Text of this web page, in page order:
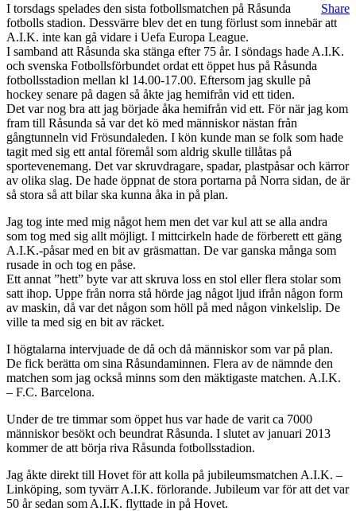
Share
I torsdags spelades den sista fotbollsmatchen på Råsunda
fotbolls stadion. Dessvärre blev det en tung förlust som innebär att
A.I.K. inte kan gå vidare i Uefa Europa League.
I samband att Råsunda ska stänga efter 75 år. I söndags hade A.I.K.
och svenska Fotbollsförbundet ordat ett öppet hus på Råsunda
fotbollsstadion mellan kl 14.00-17.00. Eftersom jag skulle på
hockey senare på dagen så åkte jag hemifrån vid ett tiden.
Det var nog bra att jag började åka hemifrån vid ett. För när jag kom
fram till Råsunda så var det kö med människor nästan från
gångtunneln vid Frösundaleden. I kön kunde man se folk som hade
tagit med sig ett antal föremål som aldrig skulle tillåtas på
sportevenemang. Det var skruvdragare, spadar, plastpåsar och kärror
av olika slag. De hade öppnat de stora portarna på Norra sidan, de är
så stora så att bilar ska kunna åka in på plan.
Jag tog inte med mig något hem men det var kul att se alla andra
som tog med sig allt möjligt. I mittcirkeln hade de förberett ett gäng
A.I.K.-påsar med en bit av gräsmattan. De var ganska många som
rusade in och tog en påse.
Ett annat ”hett” byte var att skruva loss en stol eller flera stolar som
satt ihop. Uppe från norra stå hörde jag något ljud ifrån någon form
av maskin, då var det någon som höll på med någon vinkelslip. De
ville ta med sig en bit av räcket.
I högtalarna intervjuade de då och då människor som var på plan.
De fick berätta om sina Råsundaminnen. Flera av de nämnde den
matchen som jag också minns som den mäktigaste matchen. A.I.K.
– F.C. Barcelona.
Under de tre timmar som öppet hus var hade de varit ca 7000
människor besökt och beundrat Råsunda. I slutet av januari 2013
kommer de att börja riva Råsunda fotbollsstadion.
Jag åkte direkt till Hovet för att kolla på jubileumsmatchen A.I.K. –
Linköping, som tyvärr A.I.K. förlorande. Jubileum var för att det var
50 år sedan som A.I.K. flyttade in på Hovet.